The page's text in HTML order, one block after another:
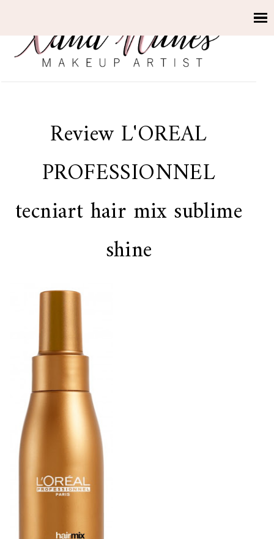
Review L'OREAL
PROFESSIONNEL
tecniart hair mix sublime
shine